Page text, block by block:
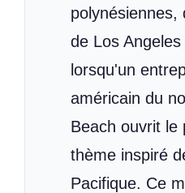
polynésiennes,
de Los
lorsqu'un
américain du
Beach ouvrit le
thème inspiré
Pacifique. Ce